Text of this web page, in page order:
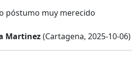
póstumo muy merecido
Martinez(Cartagena, 2025-10-06)